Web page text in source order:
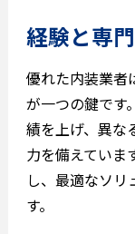
経験と専
優れた内装業者
が一つの鍵です
績を上げ、異な
力を備えていま
し、最適なソ
す。